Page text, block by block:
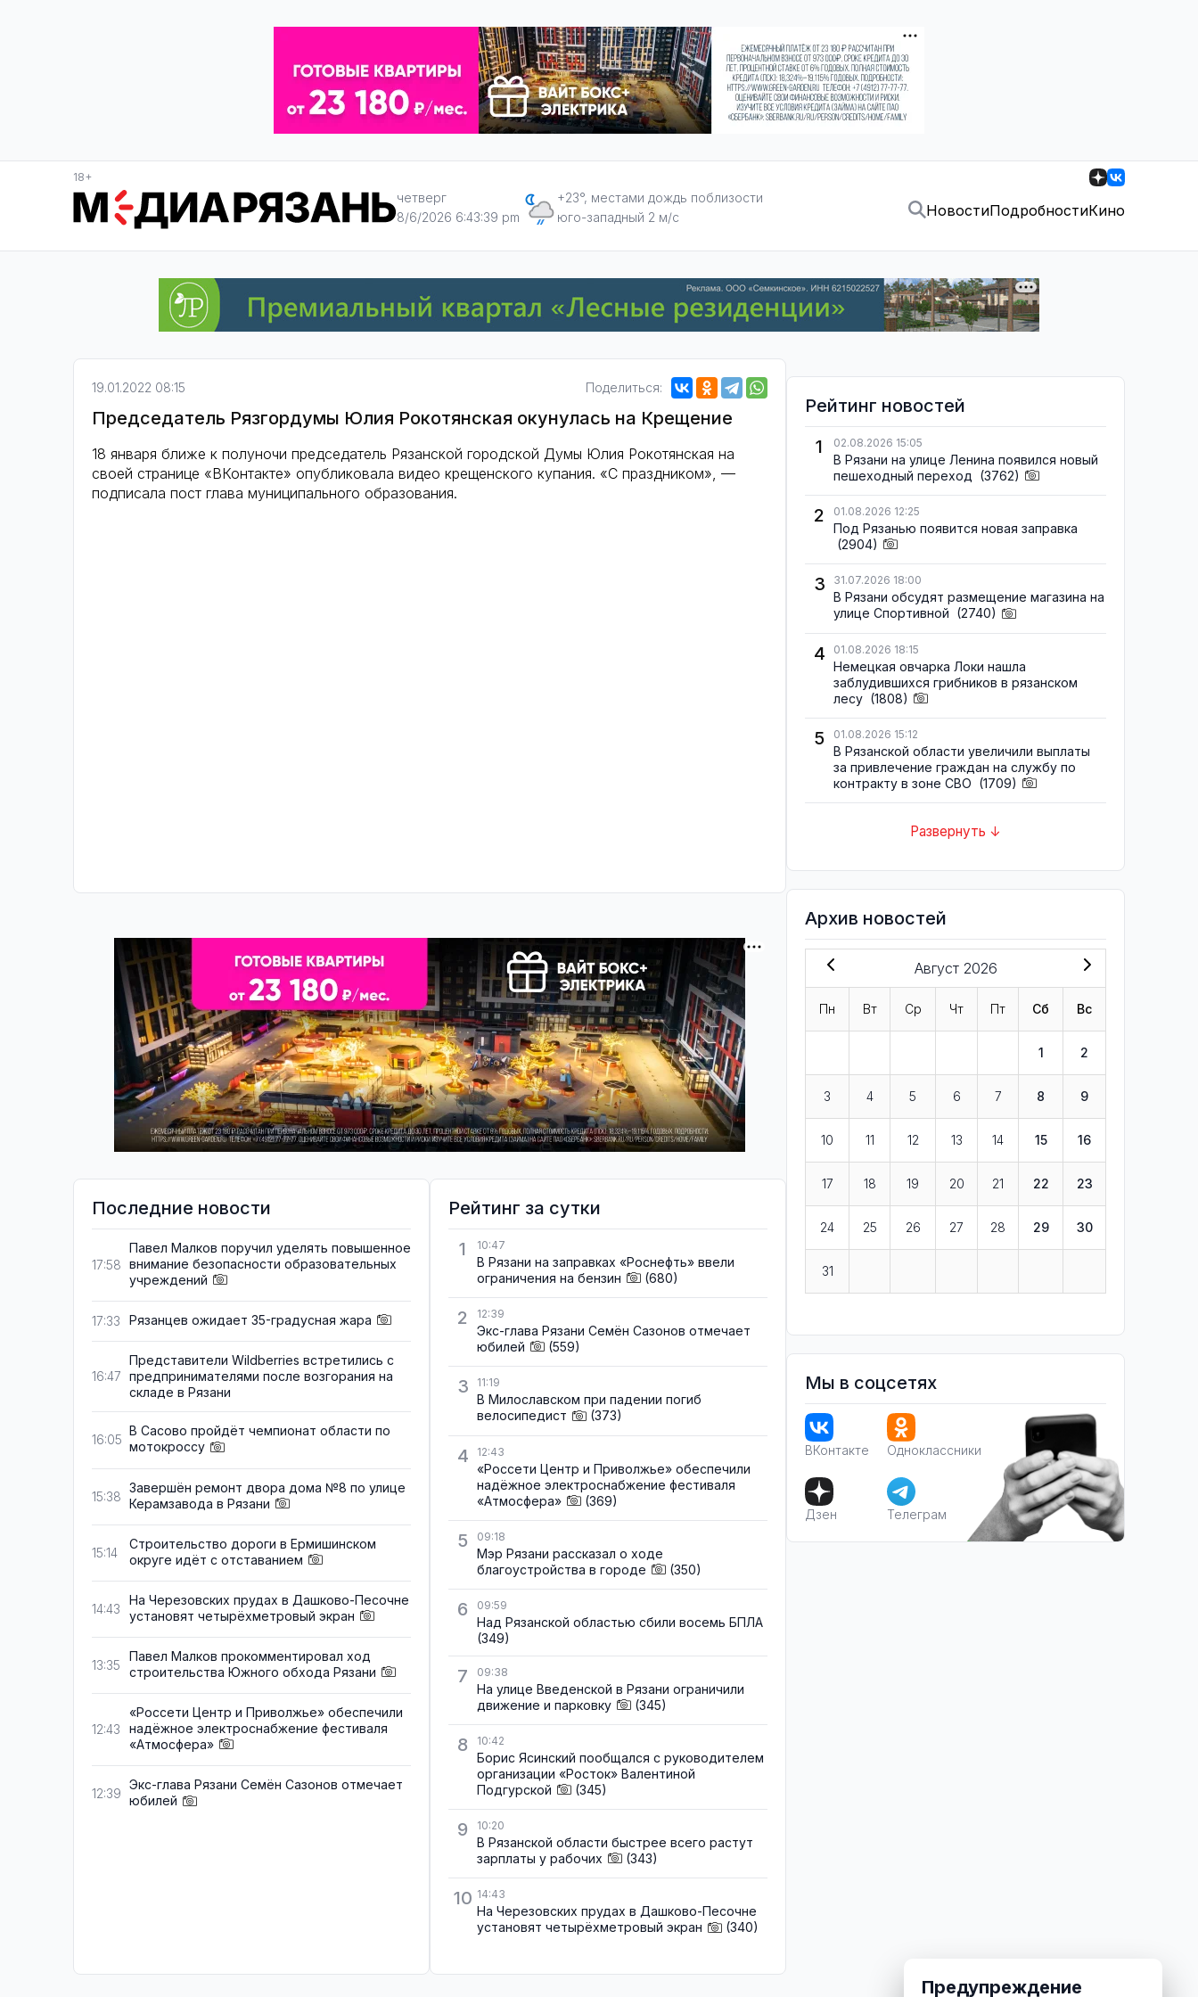
18+
четверг
8/6/2026 6:43:40 pm
+23°, местами дождь поблизости
юго-западный 2 м/с
НовостиПодробностиКино
19.01.2022 08:15 Поделиться:
Председатель Рязгордумы Юлия Рокотянская окунулась на Крещение
18 января ближе к полуночи председатель Рязанской городской Думы Юлия Рокотянская на
своей странице «ВКонтакте» опубликовала видео крещенского купания. «С праздником», —
подписала пост глава муниципального образования.
Последние новости
17:58
Павел Малков поручил уделять повышенное
внимание безопасности образовательных
учреждений
17:33 Рязанцев ожидает 35-градусная жара
16:47
Представители Wildberries встретились с
предпринимателями после возгорания на
складе в Рязани
16:05
В Сасово пройдёт чемпионат области по
мотокроссу
15:38
Завершён ремонт двора дома №8 по улице
Керамзавода в Рязани
15:14
Строительство дороги в Ермишинском
округе идёт с отставанием
14:43
На Черезовских прудах в Дашково-Песочне
установят четырёхметровый экран
13:35
Павел Малков прокомментировал ход
строительства Южного обхода Рязани
12:43
«Россети Центр и Приволжье» обеспечили
надёжное электроснабжение фестиваля
«Атмосфера»
12:39
Экс-глава Рязани Семён Сазонов отмечает
юбилей
Рейтинг за сутки
1
10:47
В Рязани на заправках «Роснефть» ввели
ограничения на бензин
(680)
2 12:39
Экс-глава Рязани Семён Сазонов отмечает
юбилей
(559)
3 11:19
В Милославском при падении погиб
велосипедист
(373)
4 12:43
«Россети Центр и Приволжье» обеспечили
надёжное электроснабжение фестиваля
«Атмосфера»
(369)
5 09:18
Мэр Рязани рассказал о ходе
благоустройства в городе
(350)
6 09:59
Над Рязанской областью сбили восемь БПЛА
(349)
7 09:38
На улице Введенской в Рязани ограничили
движение и парковку
(345)
8 10:42
Борис Ясинский пообщался с руководителем
организации «Росток» Валентиной
Подгурской
(345)
9 10:20
В Рязанской области быстрее всего растут
зарплаты у рабочих
(343)
10 14:43
На Черезовских прудах в Дашково-Песочне
установят четырёхметровый экран
(340)
Рейтинг новостей
1
02.08.2026 15:05
В Рязани на улице Ленина появился новый
пешеходный переход (3762)
2 01.08.2026 12:25
Под Рязанью появится новая заправка
(2904)
3 31.07.2026 18:00
В Рязани обсудят размещение магазина на
улице Спортивной (2740)
4 01.08.2026 18:15
Немецкая овчарка Локи нашла
заблудившихся грибников в рязанском
лесу (1808)
5 01.08.2026 15:12
В Рязанской области увеличили выплаты
за привлечение граждан на службу по
контракту в зоне СВО (1709)
Развернуть ↓
Архив новостей
Август 2026
Пн Вт Ср Чт Пт Сб Вс
1 2
3 4 5 6 7 8 9
10 11 12 13 14 15 16
17 18 19 20 21 22 23
24 25 26 27 28 29 30
31
Мы в соцсетях
ВКонтакте Одноклассники
Дзен Телеграм
Предупреждение